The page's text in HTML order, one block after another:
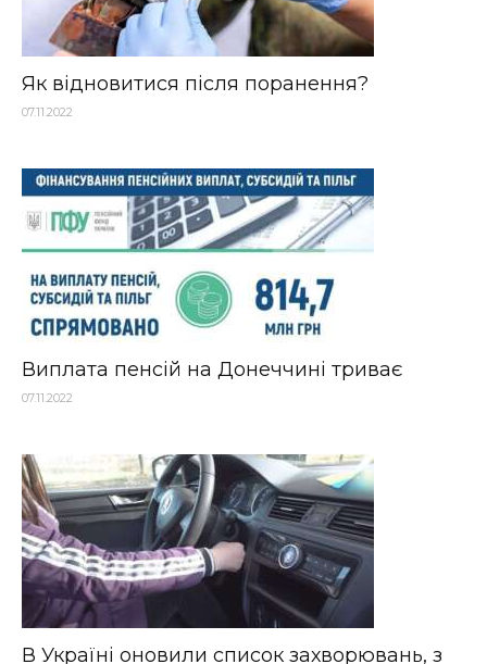
Як відновитися після поранення?
07.11.2022
Виплата пенсій на Донеччині триває
07.11.2022
В Україні оновили список захворювань, з